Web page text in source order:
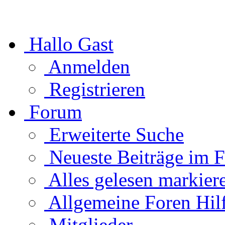
Hallo Gast
Anmelden
Registrieren
Forum
Erweiterte Suche
Neueste Beiträge im
Alles gelesen
Allgemeine Foren